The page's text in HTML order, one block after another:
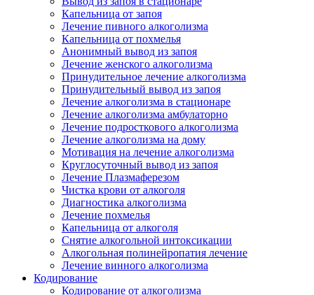
Капельница от запоя
Лечение пивного алкоголизма
Капельница от похмелья
Анонимный вывод из запоя
Лечение женского алкоголизма
Принудительное лечение алкоголизма
Принудительный вывод из запоя
Лечение алкоголизма в стационаре
Лечение алкоголизма амбулаторно
Лечение подросткового алкоголизма
Лечение алкоголизма на дому
Мотивация на лечение алкоголизма
Круглосуточный вывод из запоя
Лечение Плазмаферезом
Чистка крови от алкоголя
Диагностика алкоголизма
Лечение похмелья
Капельница от алкоголя
Снятие алкогольной интоксикации
Алкогольная полинейропатия лечение
Лечение винного алкоголизма
Кодирование
Кодирование от алкоголизма